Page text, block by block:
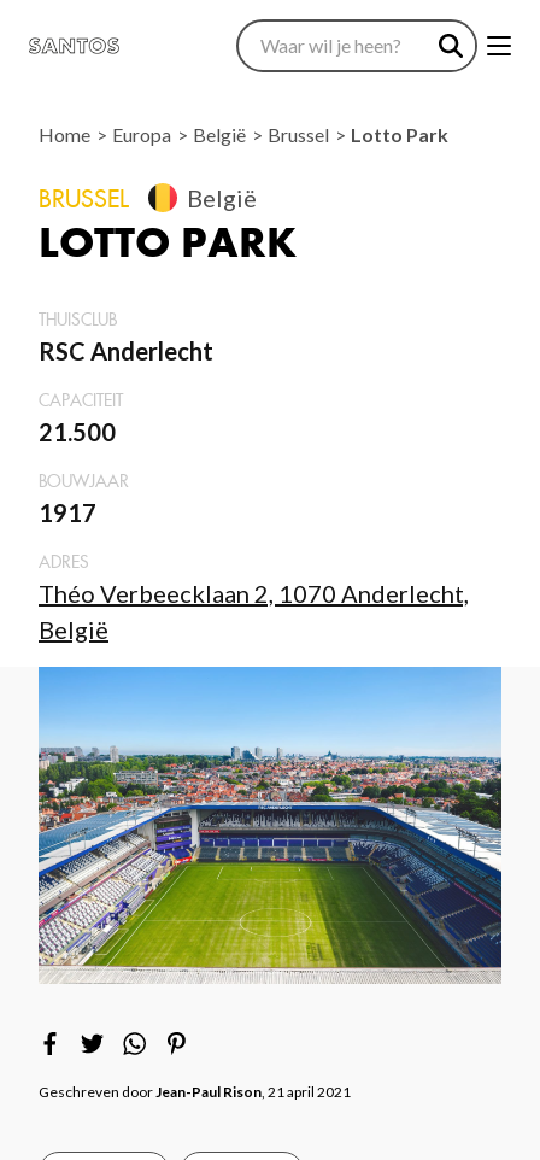
Home Europa België Brussel Lotto Park
BRUSSEL België
LOTTO PARK
THUISCLUB
RSC Anderlecht
CAPACITEIT
21.500
BOUWJAAR
1917
ADRES
Théo Verbeecklaan 2, 1070 Anderlecht,
België
Geschreven doorJean-Paul Rison, 21 april 2021